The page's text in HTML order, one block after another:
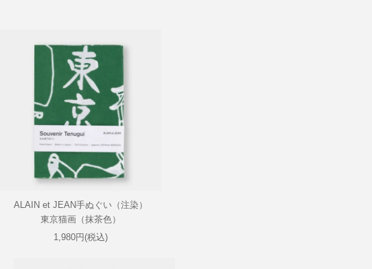
ALAIN et JEAN手ぬぐい（注染）
東京猫画（抹茶色）
1,980円(税込)